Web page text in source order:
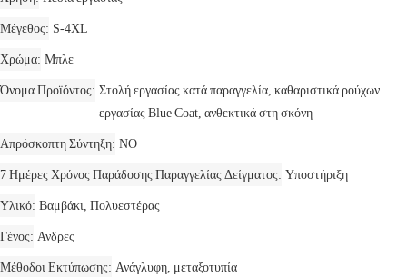
Μέγεθος S-4XL
Χρώμα Μπλε
Όνομα Προϊόντος Στολή εργασίας κατά παραγγελία, καθαριστικά ρούχων
εργασίας Blue Coat, ανθεκτικά στη σκόνη
Απρόσκοπτη Σύντηξη NO
7 Ημέρες Χρόνος Παράδοσης Παραγγελίας Δείγματος Υποστήριξη
Υλικό Βαμβάκι, Πολυεστέρας
Γένος Ανδρες
Μέθοδοι Εκτύπωσης Ανάγλυφη, μεταξοτυπία